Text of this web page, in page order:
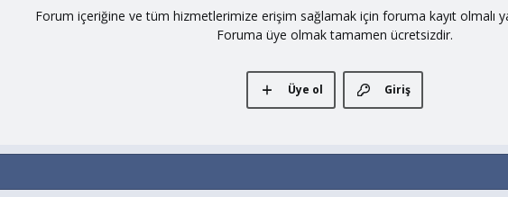
Forum içeriğine ve tüm hizmetlerimize erişim sağlamak için foruma kayıt olmalı ya
Foruma üye olmak tamamen ücretsizdir.
Giriş
Üye ol